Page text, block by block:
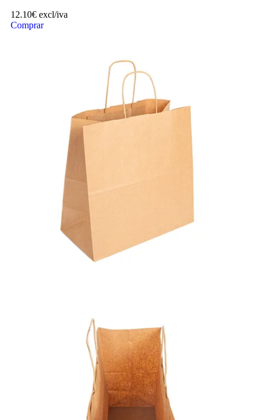
12.10€ excl/iva
Comprar